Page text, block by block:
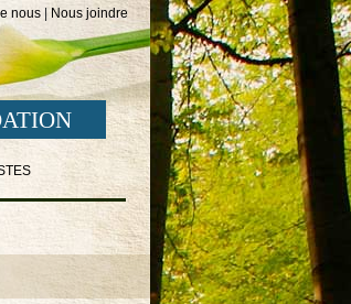
nous Nous joindre